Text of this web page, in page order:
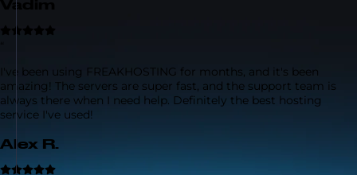
“
I've been using FREAKHOSTING for months, and it's been
amazing! The servers are super fast, and the support team is
always there when I need help. Definitely the best hosting
service I've used!
Alex R.